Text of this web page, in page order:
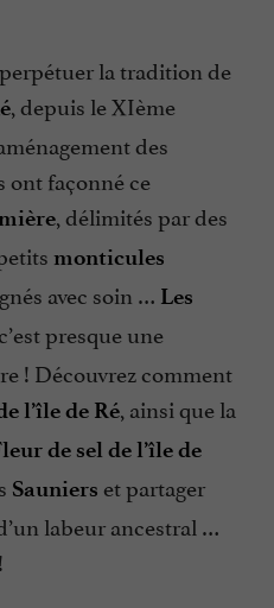
la tradition de
, depuis le XIème
des
ont façonné ce
, délimités par des
monticules
avec soin … Les
presque une
! Découvrez comment
l’île de Ré, ainsi que la
de sel de l’île de
Sauniers et partager
labeur ancestral …